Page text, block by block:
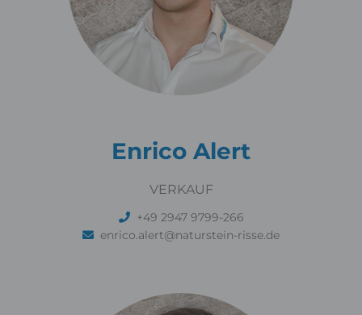
Enrico Alert
VERKAUF
+49 2947 9799-266
enrico.alert@naturstein-risse.de